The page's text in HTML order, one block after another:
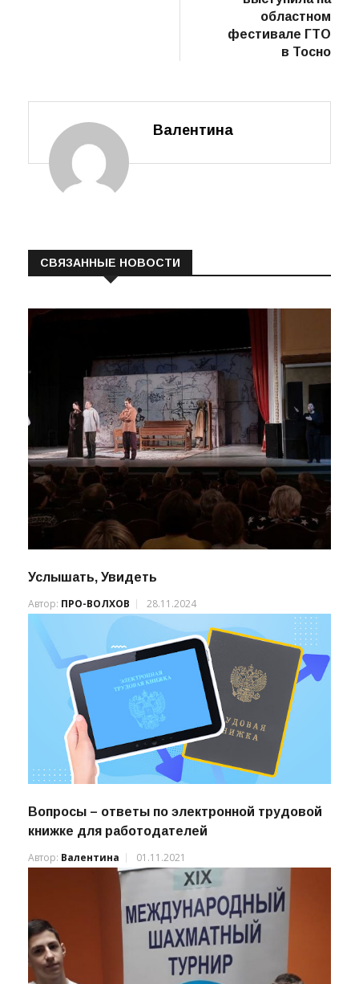
областном
фестивале ГТО
в Тосно
Валентина
СВЯЗАННЫЕ НОВОСТИ
Услышать, Увидеть
Автор: ПРО-ВОЛХОВ 28.11.2024
Вопросы – ответы по электронной трудовой
книжке для работодателей
Автор: Валентина 01.11.2021